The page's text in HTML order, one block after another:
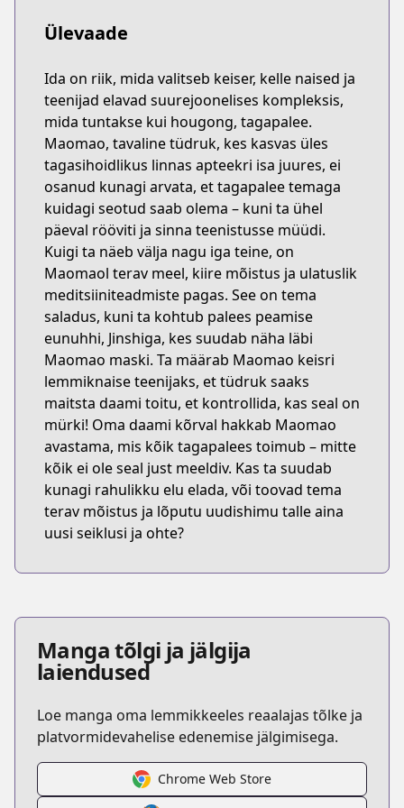
Ülevaade
Ida on riik, mida valitseb keiser, kelle naised ja
teenijad elavad suurejoonelises kompleksis,
mida tuntakse kui hougong, tagapalee.
Maomao, tavaline tüdruk, kes kasvas üles
tagasihoidlikus linnas apteekri isa juures, ei
osanud kunagi arvata, et tagapalee temaga
kuidagi seotud saab olema – kuni ta ühel
päeval rööviti ja sinna teenistusse müüdi.
Kuigi ta näeb välja nagu iga teine, on
Maomaol terav meel, kiire mõistus ja ulatuslik
meditsiiniteadmiste pagas. See on tema
saladus, kuni ta kohtub palees peamise
eunuhhi, Jinshiga, kes suudab näha läbi
Maomao maski. Ta määrab Maomao keisri
lemmiknaise teenijaks, et tüdruk saaks
maitsta daami toitu, et kontrollida, kas seal on
mürki! Oma daami kõrval hakkab Maomao
avastama, mis kõik tagapalees toimub – mitte
kõik ei ole seal just meeldiv. Kas ta suudab
kunagi rahulikku elu elada, või toovad tema
terav mõistus ja lõputu uudishimu talle aina
uusi seiklusi ja ohte?
Manga tõlgi ja jälgija
laiendused
Loe manga oma lemmikkeeles reaalajas tõlke ja
platvormidevahelise edenemise jälgimisega.
Chrome Web Store